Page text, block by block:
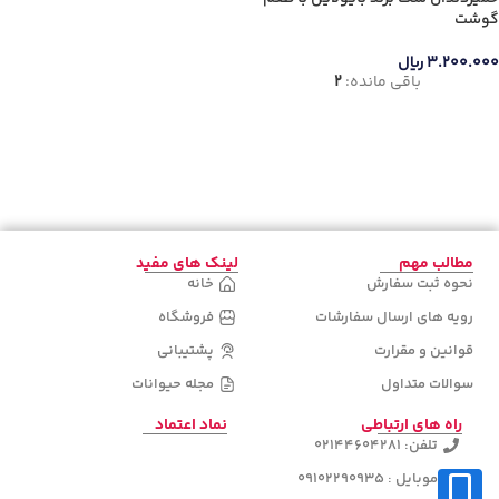
گوشت
۳.۲۰۰.۰۰۰ریال
باقی مانده: 2
مطالب مهم
نحوه ثبت سفارش
رویه های ارسال سفارشات
قوانین و مقرارت
سوالات متداول
لینک های مفید
خانه
فروشگاه
پشتیبانی
مجله حیوانات
راه های ارتباطی
تلفن: 02144604281
موبایل : 09102290935
نماد اعتماد